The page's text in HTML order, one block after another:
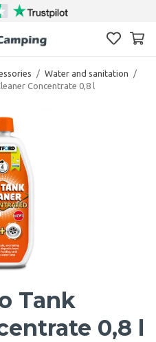
/ Water and sanitation
/
Concentrate 0,8 l
Tank
0,8 l